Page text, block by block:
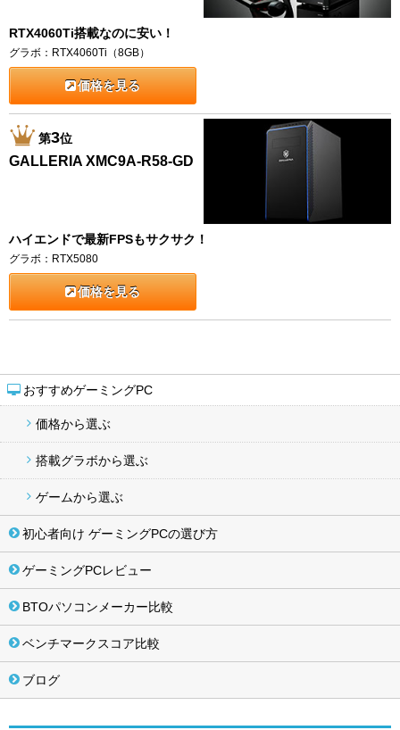
おすすめゲーミングPC
価格から選ぶ
搭載グラボから選ぶ
ゲームから選ぶ
初心者向け ゲーミングPCの選び方
ゲーミングPCレビュー
BTOパソコンメーカー比較
ベンチマークスコア比較
ブログ
RTX4060Ti搭載なのに安い！
グラボ：RTX4060Ti（8GB）
価格を見る
第3位
GALLERIA XMC9A-R58-GD
ハイエンドで最新FPSもサクサク！
グラボ：RTX5080
価格を見る